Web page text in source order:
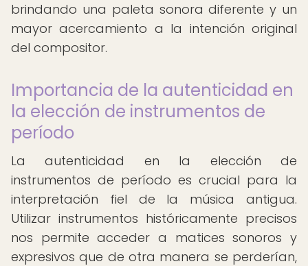
brindando una paleta sonora diferente y un
mayor acercamiento a la intención original
del compositor.
Importancia de la autenticidad en
la elección de instrumentos de
período
La autenticidad en la elección de
instrumentos de período es crucial para la
interpretación fiel de la música antigua.
Utilizar instrumentos históricamente precisos
nos permite acceder a matices sonoros y
expresivos que de otra manera se perderían,